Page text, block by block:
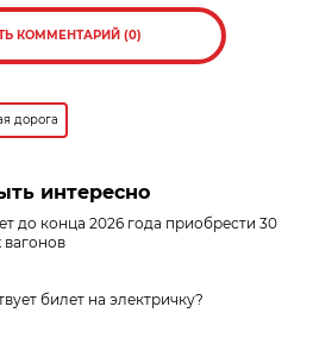
КОММЕНТАРИЙ (0)
дорога
интересно
до конца 2026 года приобрести 30
вагонов
билет на электричку?